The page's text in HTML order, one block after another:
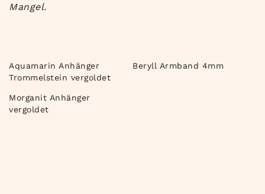
Mangel.
Aquamarin Anhänger
Trommelstein vergoldet
Beryll Armband 4mm
Morganit Anhänger
vergoldet